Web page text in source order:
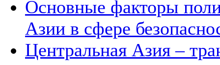
Основные факторы
Азии в сфере
Центральная Азия –